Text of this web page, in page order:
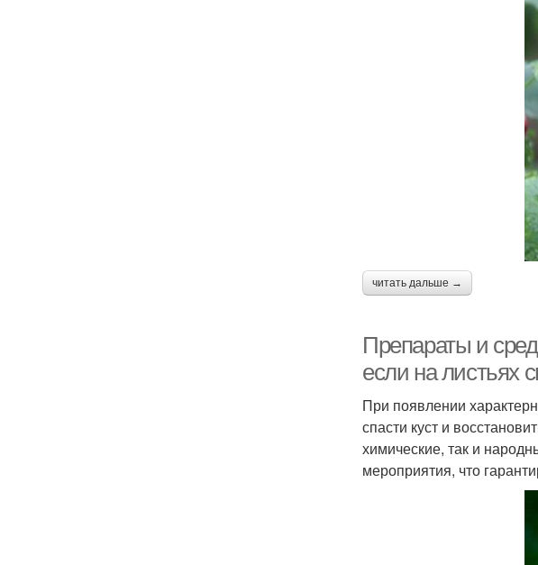
читать дальше →
Препараты и
если на листьях
При появлении
спасти куст и
химические, так и
мероприятия, что